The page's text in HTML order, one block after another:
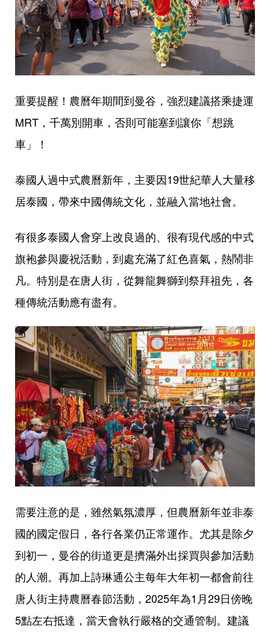
重要提醒！農曆年期間到曼谷，強烈建議搭乘捷運
MRT，千萬別開車，否則可能塞到讓你「想跳
車」！
泰國人過中式農曆新年，主要因19世紀華人大量移
居泰國，帶來中國傳統文化，並融入當地社會。
有很多泰國人會穿上改良過的、很有現代感的中式
旗袍參與慶祝活動，到處充滿了紅色喜氣，熱鬧非
凡。特別是在唐人街，從舞龍舞獅到祭拜祖先，各
種傳統活動應有盡有。
需要注意的是，雖然氣氛濃厚，但農曆新年並非泰
國的國定假日，各行各業仍正常運作。尤其是除夕
到初一，曼谷的街道更是擠滿外出採買與參加活動
的人潮。再加上詩琳通公主每年大年初一都會前往
唐人街主持農曆春節活動，2025年為1月29日傍晚
5點左右抵達，當天會執行嚴格的交通管制。建議